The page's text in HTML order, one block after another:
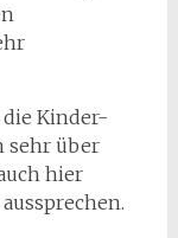
die Kinder-
sehr über
hier